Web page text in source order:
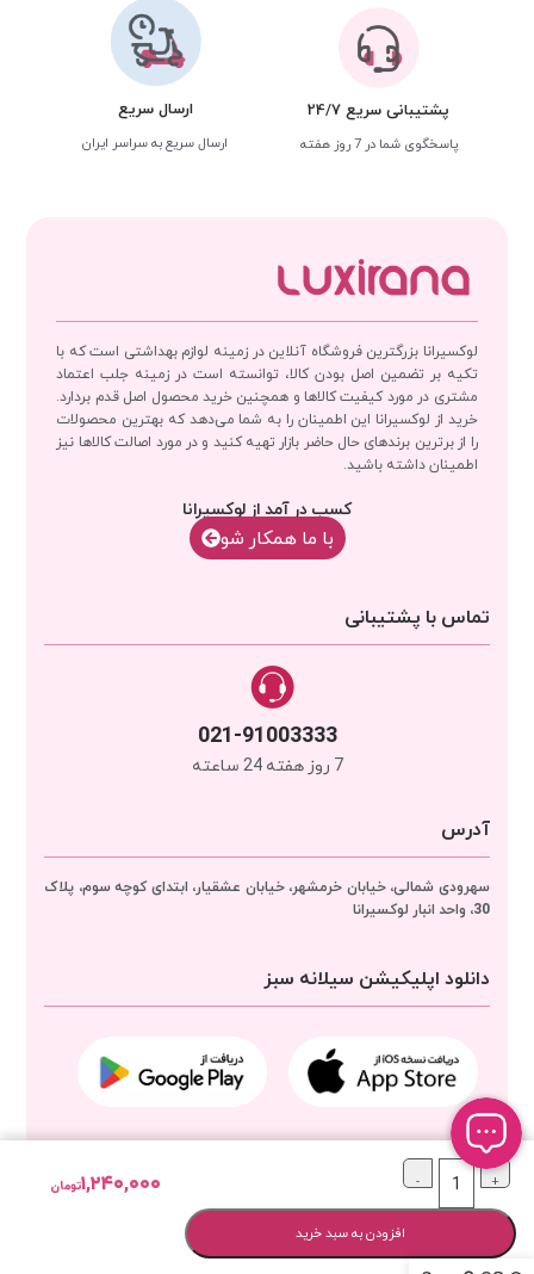
- +
افزودن به سبد خرید
تومان۱,۲۴۰,۰۰۰
پشتیبانی سریع 24/7
پاسخگوی شما در 7 روز هفته
ارسال سریع
ارسال سریع به سراسر ایران
لوکسیرانا بزرگترین فروشگاه آنلاین در زمینه لوازم بهداشتی است که با
تکیه بر تضمین اصل بودن کالا، توانسته است در زمینه جلب اعتماد
مشتری در مورد کیفیت کالاها و همچنین خرید محصول اصل قدم بردارد.
خرید از لوکسیرانا این اطمینان را به شما می‌دهد که بهترین محصولات
را از برترین برندهای حال حاضر بازار تهیه کنید و در مورد اصالت کالاها نیز
اطمینان داشته باشید.
کسب در آمد از لوکسیرانا
با‌‌ ما همکار شو
تماس با پشتیبانی
021-91003333
7 روز هفته 24 ساعته
آدرس
سهرودی شمالی، خیابان خرمشهر، خیابان عشقیار، ابتدای کوچه سوم، پلاک
30، واحد انبار
لوکسیرانا
دانلود اپلیکیشن سیلانه سبز
مجوزهای لوکسیرانا